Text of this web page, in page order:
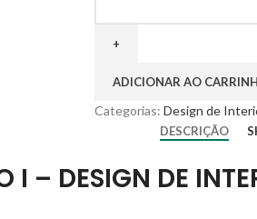
ADICIONAR AO
Categorias: Design de
DESCRIÇÃO
I – DESIGN DE